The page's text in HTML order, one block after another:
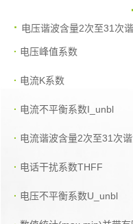
· 电压谐波含量2次至31次
· 电压峰值系数
· 电流K系数
· 电流不平衡系数I_unbl
· 电流谐波含量2次至31次
· 电话干扰系数THFF
· 电压不平衡系数U_unbl